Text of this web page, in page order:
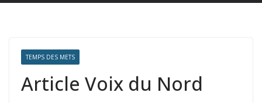
TEMPS DES METS
Article Voix du Nord